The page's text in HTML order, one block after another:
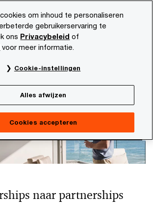
Sponsoring
naar partnerships
om inhoud te personaliseren
gebruikerservaring te
ons Privacybeleid of
voor meer informatie.
Cookie-instellingen
Alles afwijzen
Cookies accepteren